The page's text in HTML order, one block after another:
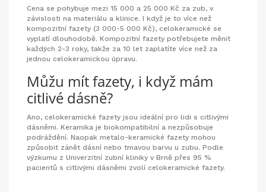
Cena se pohybuje mezi 15 000 a 25 000 Kč za zub, v
závislosti na materiálu a klinice. I když je to více než
kompozitní fazety (3 000-5 000 Kč), celokeramické se
vyplatí dlouhodobě. Kompozitní fazety potřebujete měnit
každých 2-3 roky, takže za 10 let zaplatíte více než za
jednou celokeramickou úpravu.
Můžu mít fazety, i když mám
citlivé dásně?
Ano, celokeramické fazety jsou ideální pro lidi s citlivými
dásněmi. Keramika je biokompatibilní a nezpůsobuje
podráždění. Naopak metalo-keramické fazety mohou
způsobit zánět dásní nebo tmavou barvu u zubu. Podle
výzkumu z Univerzitní zubní kliniky v Brně přes 95 %
pacientů s citlivými dásněmi zvolí celokeramické fazety.